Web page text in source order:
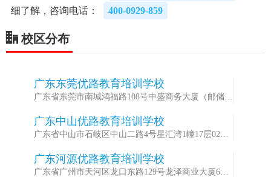
细了解，咨询电话：
400-0929-859
校区分布
广东东莞优路教育培训学校
广东省东莞市南城鸿福路108号中盛商务大厦（邮储大
广东中山优路教育培训学校
广东省中山市石岐区中山二路4号星汇湾1幢17层02卡
广东河源优路教育培训学校
广东省广州市天河区龙口东路129号龙泽商业大厦6楼